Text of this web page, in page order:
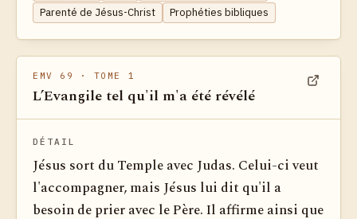
Parenté de Jésus-Christ
Prophéties bibliques
EMV 69 · TOME 1
L’Evangile tel qu'il m'a été révélé
DÉTAIL
Jésus sort du Temple avec Judas. Celui-ci veut
l'accompagner, mais Jésus lui dit qu'il a
besoin de prier avec le Père. Il affirme ainsi que